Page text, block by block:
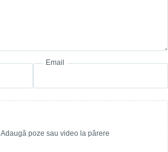
Email
Adaugă poze sau video la părere